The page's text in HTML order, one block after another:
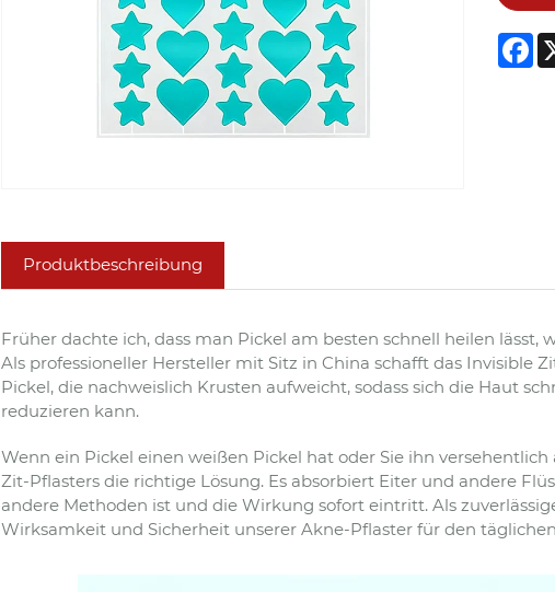
Produktbeschreibung
Früher dachte ich, dass man Pickel am besten schnell heilen lässt,
Als professioneller Hersteller mit Sitz in China schafft das Invisible
Pickel, die nachweislich Krusten aufweicht, sodass sich die Haut
reduzieren kann.
Wenn ein Pickel einen weißen Pickel hat oder Sie ihn
Zit-Pflasters die richtige Lösung. Es absorbiert Eiter und andere
andere Methoden ist und die Wirkung sofort eintritt. Als
Wirksamkeit und Sicherheit unserer Akne-Pflaster für den